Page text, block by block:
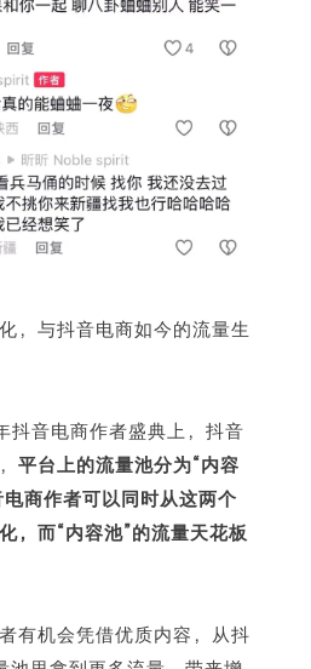
，与抖音电商如今的流量生
音电商作者盛典上，抖音
平台上的流量池分为“内容
电商作者可以同时从这两个
，而“内容池”的流量天花板
有机会凭借优质内容，从抖